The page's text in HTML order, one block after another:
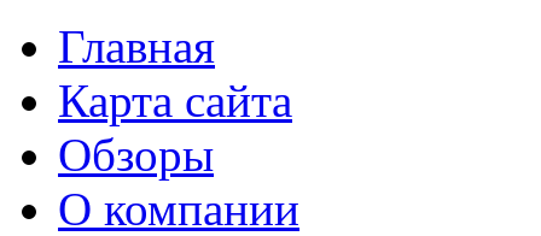
Главная
Карта сайта
Обзоры
О компании